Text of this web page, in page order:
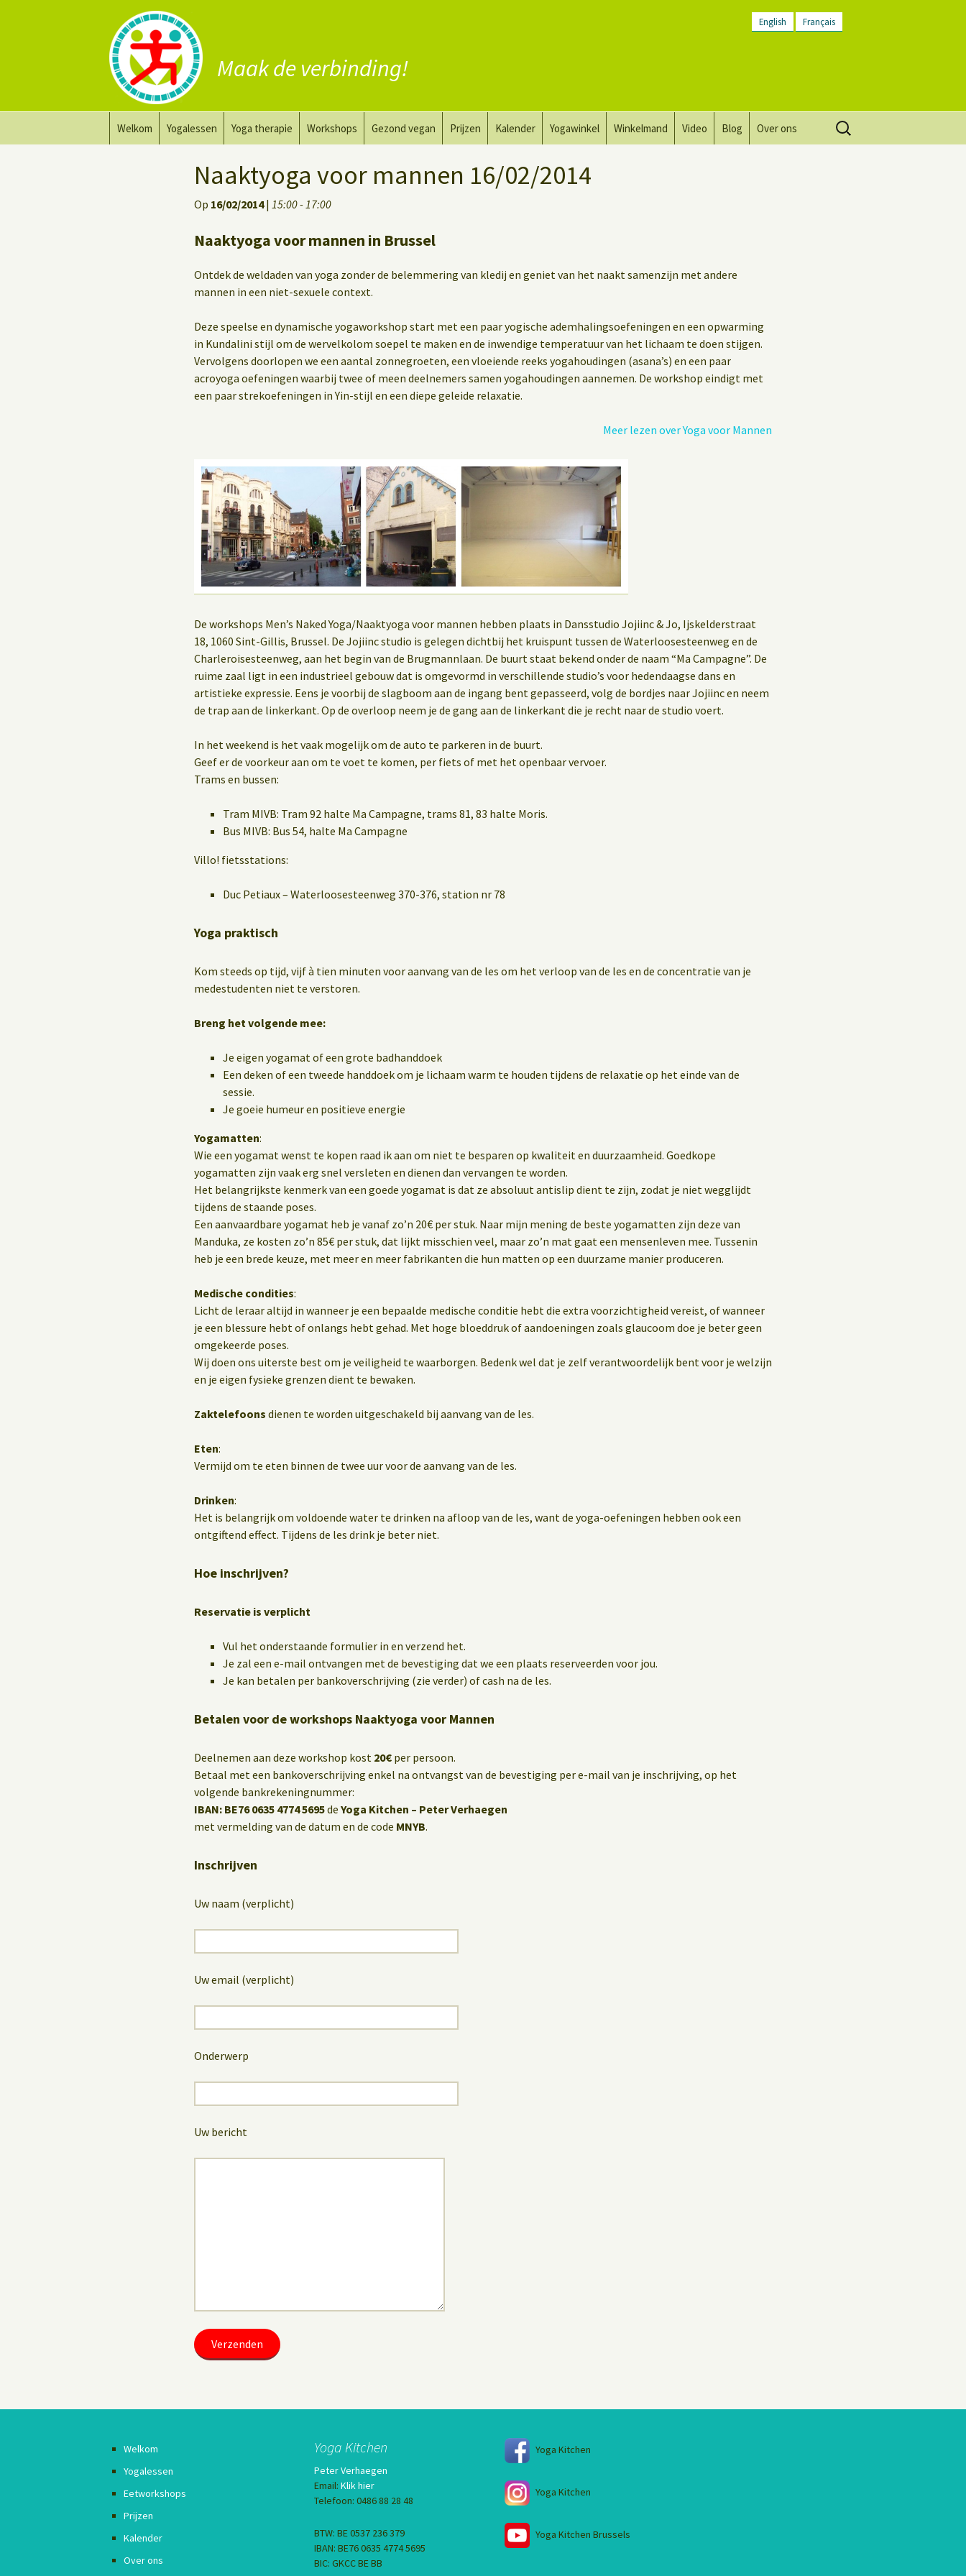
English Français
Maak de verbinding!
Welkom Yogalessen
Prana Yoga Flow Basic
Deep Stretch Yin Yoga
Yoga op het werk
Yoga therapie
Yoga voor heling
Workshops Gezond vegan Prijzen Kalender Yogawinkel Winkelmand Video Blog Over ons
Privacybeleid
Zoeken
naar:
Naaktyoga voor mannen 16/02/2014
Op 16/02/2014| 15:00 - 17:00
Naaktyoga voor mannen in Brussel
Ontdek de weldaden van yoga zonder de belemmering van kledij en geniet van het naakt samenzijn met andere
mannen in een niet-sexuele context.
Deze speelse en dynamische yogaworkshop start met een paar yogische ademhalingsoefeningen en een opwarming
in Kundalini stijl om de wervelkolom soepel te maken en de inwendige temperatuur van het lichaam te doen stijgen.
Vervolgens doorlopen we een aantal zonnegroeten, een vloeiende reeks yogahoudingen (asana’s) en een paar
acroyoga oefeningen waarbij twee of meen deelnemers samen yogahoudingen aannemen. De workshop eindigt met
een paar strekoefeningen in Yin-stijl en een diepe geleide relaxatie.
Meer lezen over Yoga voor Mannen
De workshops Men’s Naked Yoga/Naaktyoga voor mannen hebben plaats in Dansstudio Jojiinc & Jo, Ijskelderstraat
18, 1060 Sint-Gillis, Brussel. De Jojiinc studio is gelegen dichtbij het kruispunt tussen de Waterloosesteenweg en de
Charleroisesteenweg, aan het begin van de Brugmannlaan. De buurt staat bekend onder de naam “Ma Campagne”. De
ruime zaal ligt in een industrieel gebouw dat is omgevormd in verschillende studio’s voor hedendaagse dans en
artistieke expressie. Eens je voorbij de slagboom aan de ingang bent gepasseerd, volg de bordjes naar Jojiinc en neem
de trap aan de linkerkant. Op de overloop neem je de gang aan de linkerkant die je recht naar de studio voert.
In het weekend is het vaak mogelijk om de auto te parkeren in de buurt.
Geef er de voorkeur aan om te voet te komen, per fiets of met het openbaar vervoer.
Trams en bussen:
Tram MIVB: Tram 92 halte Ma Campagne, trams 81, 83 halte Moris.
Bus MIVB: Bus 54, halte Ma Campagne
Villo! fietsstations:
Duc Petiaux – Waterloosesteenweg 370-376, station nr 78
Yoga praktisch
Kom steeds op tijd, vijf à tien minuten voor aanvang van de les om het verloop van de les en de concentratie van je
medestudenten niet te verstoren.
Breng het volgende mee:
Je eigen yogamat of een grote badhanddoek
Een deken of een tweede handdoek om je lichaam warm te houden tijdens de relaxatie op het einde van de
sessie.
Je goeie humeur en positieve energie
Yogamatten:
Wie een yogamat wenst te kopen raad ik aan om niet te besparen op kwaliteit en duurzaamheid. Goedkope
yogamatten zijn vaak erg snel versleten en dienen dan vervangen te worden.
Het belangrijkste kenmerk van een goede yogamat is dat ze absoluut antislip dient te zijn, zodat je niet wegglijdt
tijdens de staande poses.
Een aanvaardbare yogamat heb je vanaf zo’n 20€ per stuk. Naar mijn mening de beste yogamatten zijn deze van
Manduka, ze kosten zo’n 85€ per stuk, dat lijkt misschien veel, maar zo’n mat gaat een mensenleven mee. Tussenin
heb je een brede keuze, met meer en meer fabrikanten die hun matten op een duurzame manier produceren.
Medische condities:
Licht de leraar altijd in wanneer je een bepaalde medische conditie hebt die extra voorzichtigheid vereist, of wanneer
je een blessure hebt of onlangs hebt gehad. Met hoge bloeddruk of aandoeningen zoals glaucoom doe je beter geen
omgekeerde poses.
Wij doen ons uiterste best om je veiligheid te waarborgen. Bedenk wel dat je zelf verantwoordelijk bent voor je welzijn
en je eigen fysieke grenzen dient te bewaken.
Zaktelefoons dienen te worden uitgeschakeld bij aanvang van de les.
Eten:
Vermijd om te eten binnen de twee uur voor de aanvang van de les.
Drinken:
Het is belangrijk om voldoende water te drinken na afloop van de les, want de yoga-oefeningen hebben ook een
ontgiftend effect. Tijdens de les drink je beter niet.
Hoe inschrijven?
Reservatie is verplicht
Vul het onderstaande formulier in en verzend het.
Je zal een e-mail ontvangen met de bevestiging dat we een plaats reserveerden voor jou.
Je kan betalen per bankoverschrijving (zie verder) of cash na de les.
Betalen voor de workshops Naaktyoga voor Mannen
Deelnemen aan deze workshop kost 20€ per persoon.
Betaal met een bankoverschrijving enkel na ontvangst van de bevestiging per e-mail van je inschrijving, op het
volgende bankrekeningnummer:
IBAN: BE76 0635 4774 5695de Yoga Kitchen – Peter Verhaegen
met vermelding van de datum en de code MNYB.
Inschrijven
Uw naam (verplicht)
Uw email (verplicht)
Onderwerp
Uw bericht
Welkom
Yogalessen
Eetworkshops
Prijzen
Kalender
Over ons
Yoga Kitchen
Peter Verhaegen
Email: Klik hier
Telefoon: 0486 88 28 48
BTW: BE 0537 236 379
IBAN: BE76 0635 4774 5695
BIC: GKCC BE BB
Yoga Kitchen
Yoga Kitchen
Yoga Kitchen Brussels